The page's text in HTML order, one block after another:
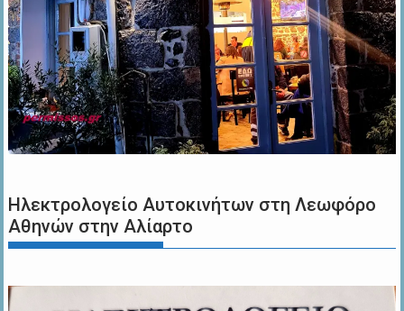
Ηλεκτρολογείο Αυτοκινήτων στη Λεωφόρο
Αθηνών στην Αλίαρτο